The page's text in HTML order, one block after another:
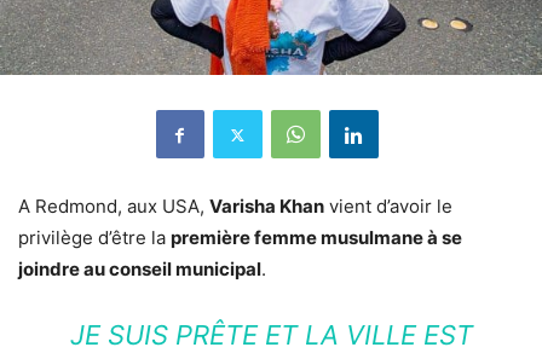
A Redmond, aux USA, Varisha Khan vient d’avoir le
privilège d’être la première femme musulmane à se
joindre au conseil municipal.
JE SUIS PRÊTE ET LA VILLE EST